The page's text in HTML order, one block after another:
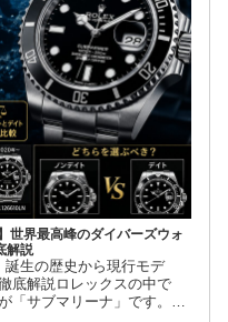
世界最高峰のダイバーズウォ
解説
誕生の歴史から現行モデ
底解説ロレックスの中で
「サブマリーナ」です。高